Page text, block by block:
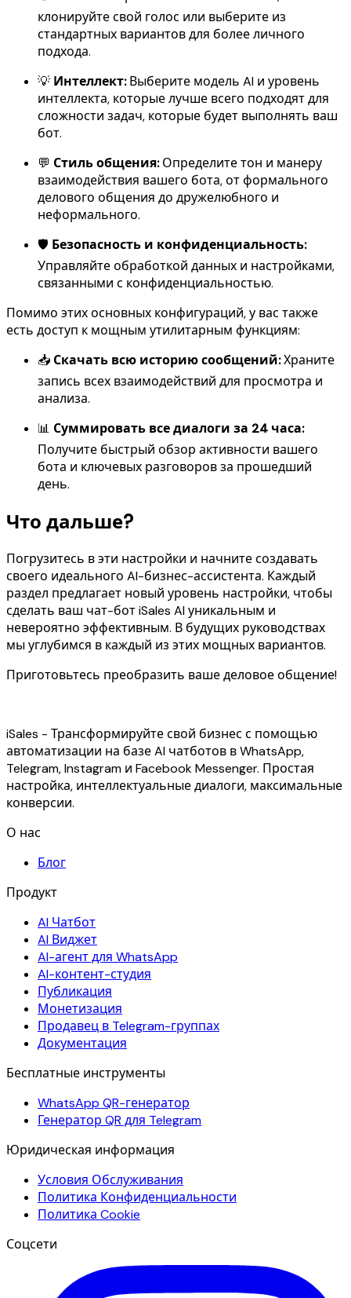
клонируйте свой голос или выберите из
стандартных вариантов для более личного
подхода.
💡 Интеллект:Выберите модель AI и уровень
интеллекта, которые лучше всего подходят для
сложности задач, которые будет выполнять ваш
бот.
💬 Стиль общения:Определите тон и манеру
взаимодействия вашего бота, от формального
делового общения до дружелюбного и
неформального.
🛡️ Безопасность и конфиденциальность:
Управляйте обработкой данных и настройками,
связанными с конфиденциальностью.
Помимо этих основных конфигураций, у вас также
есть доступ к мощным утилитарным функциям:
📥 Скачать всю историю сообщений:Храните
запись всех взаимодействий для просмотра и
анализа.
📊 Суммировать все диалоги за 24 часа:
Получите быстрый обзор активности вашего
бота и ключевых разговоров за прошедший
день.
Что дальше?
Погрузитесь в эти настройки и начните создавать
своего идеального AI-бизнес-ассистента. Каждый
раздел предлагает новый уровень настройки, чтобы
сделать ваш чат-бот iSales AI уникальным и
невероятно эффективным. В будущих руководствах
мы углубимся в каждый из этих мощных вариантов.
Приготовьтесь преобразить ваше деловое общение!
iSales - Трансформируйте свой бизнес с помощью
автоматизации на базе AI чатботов в WhatsApp,
Telegram, Instagram и Facebook Messenger. Простая
настройка, интеллектуальные диалоги, максимальные
конверсии.
О нас
Блог
Продукт
AI Чатбот
AI Виджет
AI-агент для WhatsApp
AI-контент-студия
Публикация
Монетизация
Продавец в Telegram-группах
Документация
Бесплатные инструменты
WhatsApp QR-генератор
Генератор QR для Telegram
Юридическая информация
Условия Обслуживания
Политика Конфиденциальности
Политика Cookie
Соцсети